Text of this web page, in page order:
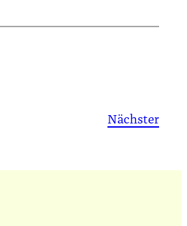
Nächster